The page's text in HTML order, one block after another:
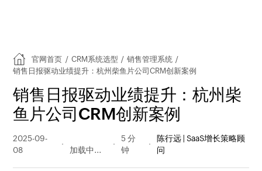
官网首页 / CRM系统选型 / 销售管理系统 /
销售日报驱动业绩提升：杭州柴鱼片公司CRM创新案例
销售日报驱动业绩提升：杭州柴
鱼片公司CRM创新案例
2025-09-
08
量
5 分
钟
陈行远 | SaaS增长策略顾
问